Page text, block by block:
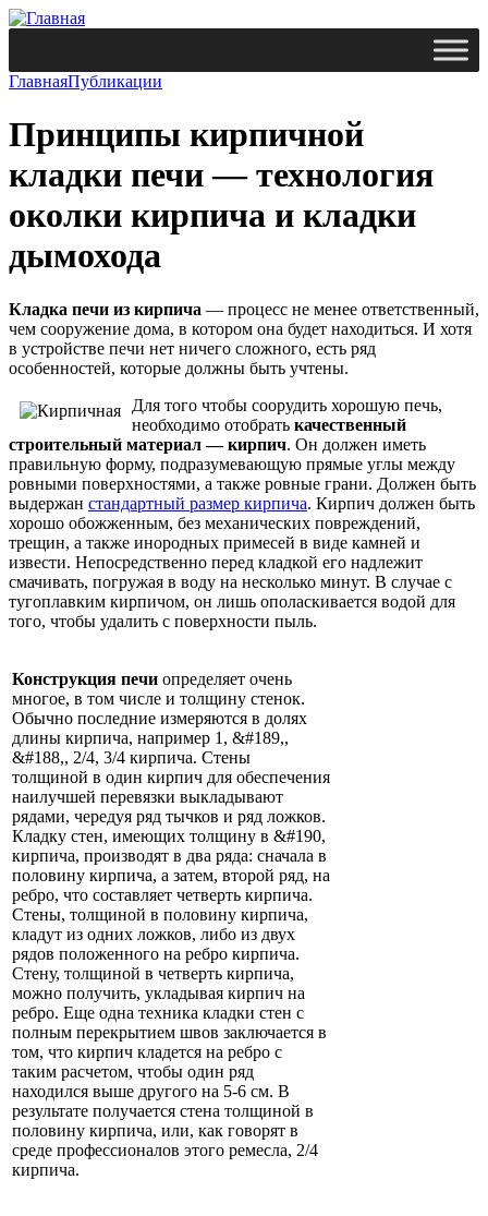
ГлавнаяПубликации
Принципы кирпичной
кладки печи — технология
околки кирпича и кладки
дымохода
Кладка печи из кирпича — процесс не менее ответственный,
чем сооружение дома, в котором она будет находиться. И хотя
в устройстве печи нет ничего сложного, есть ряд
особенностей, которые должны быть учтены.
Для того чтобы соорудить хорошую печь,
необходимо отобрать качественный
строительный материал — кирпич. Он должен иметь
правильную форму, подразумевающую прямые углы между
ровными поверхностями, а также ровные грани. Должен быть
выдержан стандартный размер кирпича. Кирпич должен быть
хорошо обожженным, без механических повреждений,
трещин, а также инородных примесей в виде камней и
извести. Непосредственно перед кладкой его надлежит
смачивать, погружая в воду на несколько минут. В случае с
тугоплавким кирпичом, он лишь ополаскивается водой для
того, чтобы удалить с поверхности пыль.
Конструкция печи определяет очень
многое, в том числе и толщину стенок.
Обычно последние измеряются в долях
длины кирпича, например 1, &#189,,
&#188,, 2/4, 3/4 кирпича. Стены
толщиной в один кирпич для обеспечения
наилучшей перевязки выкладывают
рядами, чередуя ряд тычков и ряд ложков.
Кладку стен, имеющих толщину в &#190,
кирпича, производят в два ряда: сначала в
половину кирпича, а затем, второй ряд, на
ребро, что составляет четверть кирпича.
Стены, толщиной в половину кирпича,
кладут из одних ложков, либо из двух
рядов положенного на ребро кирпича.
Стену, толщиной в четверть кирпича,
можно получить, укладывая кирпич на
ребро. Еще одна техника кладки стен с
полным перекрытием швов заключается в
том, что кирпич кладется на ребро с
таким расчетом, чтобы один ряд
находился выше другого на 5-6 см. В
результате получается стена толщиной в
половину кирпича, или, как говорят в
среде профессионалов этого ремесла, 2/4
кирпича.